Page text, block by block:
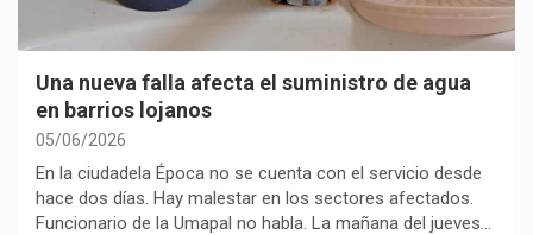
Una nueva falla afecta el suministro de agua
en barrios lojanos
05/06/2026
En la ciudadela Época no se cuenta con el servicio desde
hace dos días. Hay malestar en los sectores afectados.
Funcionario de la Umapal no habla. La mañana del jueves…